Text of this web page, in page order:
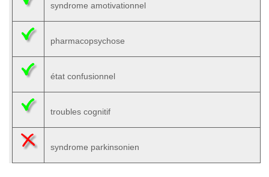
syndrome amotivationnel
pharmacopsychose
état confusionnel
troubles cognitif
syndrome parkinsonien